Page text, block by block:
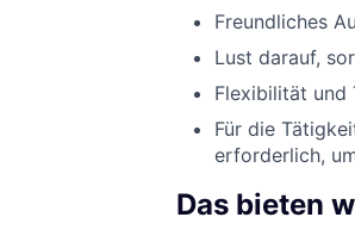
Freundliches
Lust darauf,
Flexibilität und
Für die
erforderlich,
Das bieten